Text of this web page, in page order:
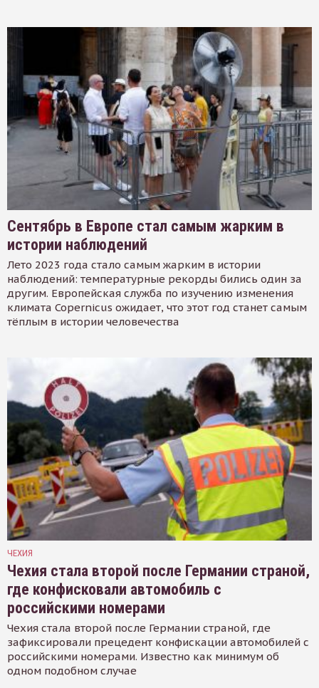
Сентябрь в Европе стал самым жарким в
истории наблюдений
Лето 2023 года стало самым жарким в истории
наблюдений: температурные рекорды бились один за
другим. Европейская служба по изучению изменения
климата Copernicus ожидает, что этот год станет самым
тёплым в истории человечества
ЧЕХИЯ
Чехия стала второй после Германии страной,
где конфисковали автомобиль с
российскими номерами
Чехия стала второй после Германии страной, где
зафиксировали прецедент конфискации автомобилей с
российскими номерами. Известно как минимум об
одном подобном случае